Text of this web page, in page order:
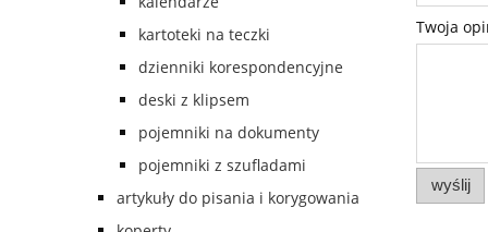
kartoteki na teczki
dzienniki korespondencyjne
deski z klipsem
pojemniki na dokumenty
pojemniki z szufladami
artykuły do pisania i korygowania
Twoja
wyślij